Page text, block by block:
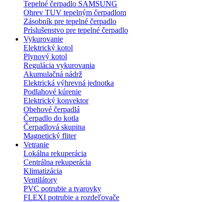
Tepelné čerpadlo SAMSUNG
Ohrev TUV tepelným čerpadlom
Zásobník pre tepelné čerpadlo
Príslušenstvo pre tepelné čerpadlo
Vykurovanie
Elektrický kotol
Plynový kotol
Regulácia vykurovania
Akumulačná nádrž
Elektrická výhrevná jednotka
Podlahové kúrenie
Elektrický konvektor
Obehové čerpadlá
Čerpadlo do kotla
Čerpadlová skupina
Magnetický fliter
Vetranie
Lokálna rekuperácia
Centrálna rekuperácia
Klimatizácia
Ventilátory
PVC potrubie a tvarovky
FLEXI potrubie a rozdeľovače